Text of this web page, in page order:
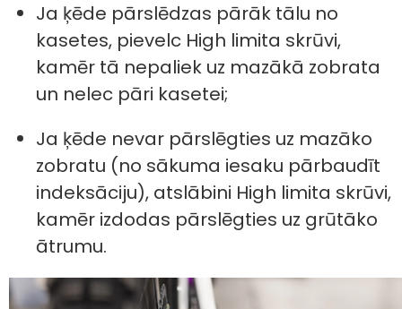
Ja ķēde pārslēdzas pārāk tālu no
kasetes, pievelc High limita skrūvi,
kamēr tā nepaliek uz mazākā zobrata
un nelec pāri kasetei;
Ja ķēde nevar pārslēgties uz mazāko
zobratu (no sākuma iesaku pārbaudīt
indeksāciju), atslābini High limita skrūvi,
kamēr izdodas pārslēgties uz grūtāko
ātrumu.